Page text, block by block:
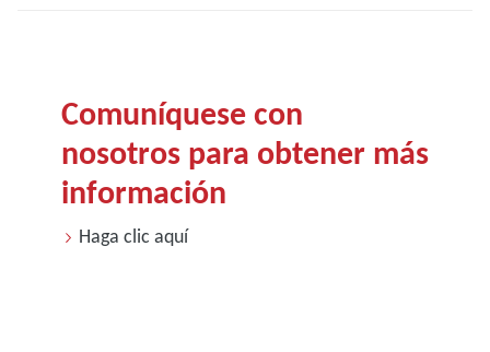
Comuníquese con
nosotros para obtener más
información
Haga clic aquí